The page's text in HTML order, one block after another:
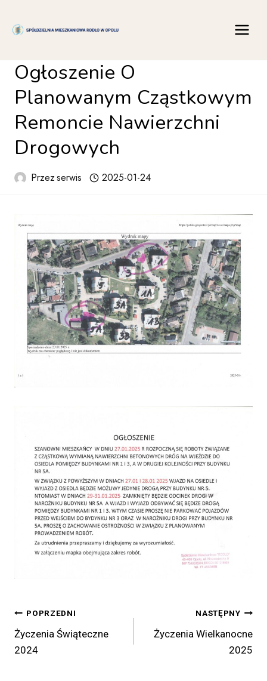
Ogłoszenie O
Planowanym Cząstkowym
Remoncie Nawierzchni
Drogowych
Przezserwis 2025-01-24
Nawigacja
Wpisu
POPRZEDNI
Życzenia Świąteczne
2024
NASTĘPNY
Życzenia Wielkanocne
2025